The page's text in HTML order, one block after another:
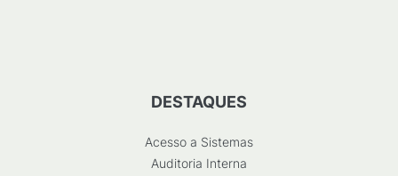
DESTAQUES
Acesso a Sistemas
Auditoria Interna